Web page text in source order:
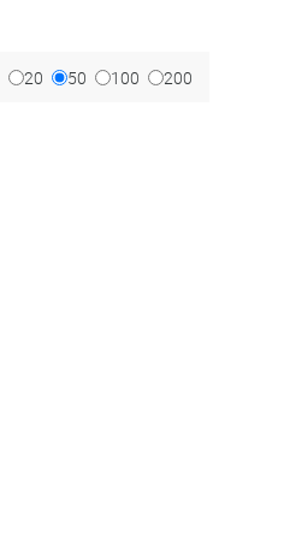
20 50 100 200